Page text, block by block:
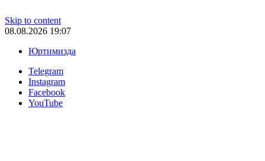
Skip to content
08.08.2026 19:07
Юртимизда
Telegram
Instagram
Facebook
YouTube